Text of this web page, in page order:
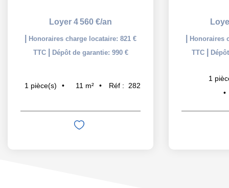
Loyer 4 560 €/an
Honoraires charge locataire: 821 €
TTC
Dépôt de garantie: 990 €
1 pièce(s) 11 m² Réf : 282
Honoraires
TTC
1